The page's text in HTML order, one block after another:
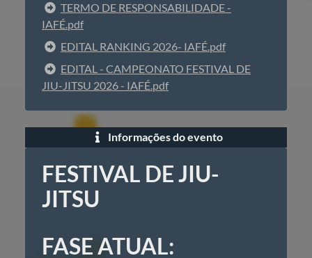
TERMO DE RESPONSABILIDADE -
IAFÉ.pdf
EDITAL RANKING 2026- IAFÉ.pdf
EDITAL - CAMPEONATO FESTIVAL DE
JIU-JITSU 2026 - IAFÉ.pdf
Informações do evento
FESTIVAL DE JIU-
JITSU
FASE ATUAL: